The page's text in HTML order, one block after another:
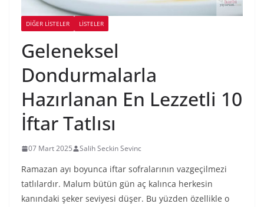
DIĞER LISTELER LİSTELER
Geleneksel
Dondurmalarla
Hazırlanan En Lezzetli 10
İftar Tatlısı
07 Mart 2025 Salih Seckin Sevinc
Ramazan ayı boyunca iftar sofralarının vazgeçilmezi
tatlılardır. Malum bütün gün aç kalınca herkesin
kanındaki şeker seviyesi düşer. Bu yüzden özellikle o